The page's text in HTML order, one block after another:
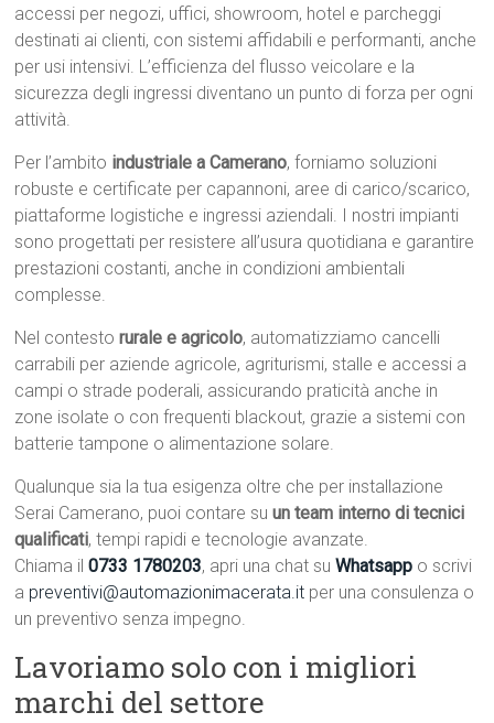
accessi per negozi, uffici, showroom, hotel e parcheggi
destinati ai clienti, con sistemi affidabili e performanti, anche
per usi intensivi. L’efficienza del flusso veicolare e la
sicurezza degli ingressi diventano un punto di forza per ogni
attività.
Per l’ambito industriale a Camerano, forniamo soluzioni
robuste e certificate per capannoni, aree di carico/scarico,
piattaforme logistiche e ingressi aziendali. I nostri impianti
sono progettati per resistere all’usura quotidiana e garantire
prestazioni costanti, anche in condizioni ambientali
complesse.
Nel contestorurale e agricolo, automatizziamo cancelli
carrabili per aziende agricole, agriturismi, stalle e accessi a
campi o strade poderali, assicurando praticità anche in
zone isolate o con frequenti blackout, grazie a sistemi con
batterie tampone o alimentazione solare.
Qualunque sia la tua esigenza oltre che per installazione
Serai Camerano, puoi contare suun team interno di tecnici
qualificati, tempi rapidi e tecnologie avanzate.
Chiama il0733 1780203, apri una chat suWhatsapp o scrivi
a preventivi@automazionimacerata.it per una consulenza o
un preventivo senza impegno.
Lavoriamo solo con i migliori
marchi del settore